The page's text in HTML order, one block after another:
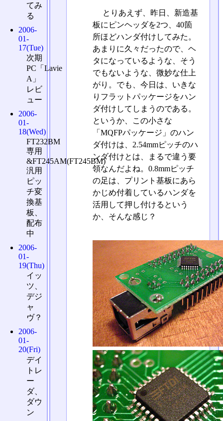
とりあえず、昨日、新造基
板にピンヘッダを2つ、40箇
所ほどハンダ付けしてみた。
あまりに久々だったので、ヘ
タになっているような、そう
でもないような、微妙な仕上
がり。でも、今日は、いきな
りフラットパッケージをハン
ダ付けしてしまうのである。
というか、この小さな
「MQFPパッケージ」のハン
ダ付けは、2.54mmピッチのハ
ンダ付けとは、まるで違う要
領なんだよね。0.8mmピッチ
の足は、プリント基板にあら
かじめ付着しているハンダを
活用して押し付けるという
か、そんな感じ？
てみ
る
2006-
01-
17(Tue)
次期
PC「Lavie
A」
レビ
ュー
2006-
01-
18(Wed)
FT232BM
専用
&FT245AM(FT245BM)
汎用
ピッ
チ変
換基
板、
配布
中
2006-
01-
19(Thu)
イッ
ツ、
デジ
ャ
ヴ？
2006-
01-
20(Fri)
デイ
トレ
ー
ダ、
ダウ
ン